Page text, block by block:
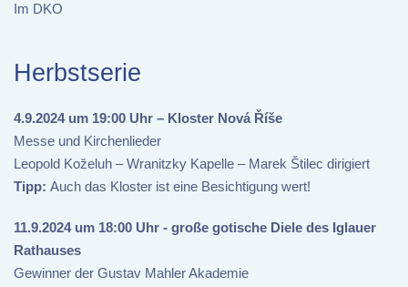
Im DKO
Herbstserie
4.9.2024 um 19:00 Uhr – Kloster Nová Říše
Messe und Kirchenlieder
Leopold Koželuh – Wranitzky Kapelle – Marek Štilec dirigiert
Tipp: Auch das Kloster ist eine Besichtigung wert!
11.9.2024 um 18:00 Uhr - große gotische Diele des Iglauer
Rathauses
Gewinner der Gustav Mahler Akademie